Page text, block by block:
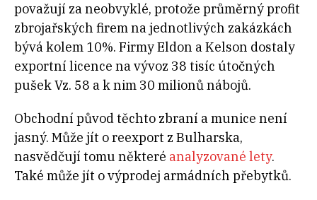
považují za neobvyklé, protože průměrný profit
zbrojařských firem na jednotlivých zakázkách
bývá kolem 10%. Firmy Eldon a Kelson dostaly
exportní licence na vývoz 38 tisíc útočných
pušek Vz. 58 a k nim 30 milionů nábojů.
Obchodní původ těchto zbraní a munice není
jasný. Může jít o reexport z Bulharska,
nasvědčují tomu některé analyzované lety.
Také může jít o výprodej armádních přebytků.